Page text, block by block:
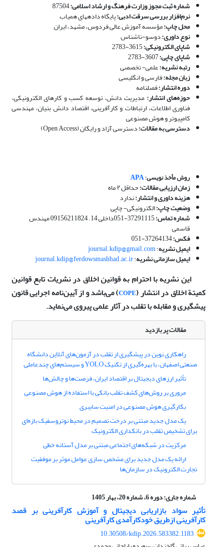
شماره ثبت مجوز وزارت فرهنگ و ارشاد اسلامی:87504
نرم‌افزار بررسی سرقت ادبی:پایگاه داده­های همیاب
محل چاپ:مؤسسه آموزش عالی فردوس، مشهد، ایران
نوع داوری:دوسو-ناشناس
شاپای الکترونیکی:3615-2783
شاپای چاپی:3607-2783
رتبه نشریه:علمی- تخصصی
زبان مجله:فارسی و انگلیسی
دوره انتشار:فصلنامه
حوزه‌های انتشار: مدیریت دانش، توسعه کسب و کارهای الکترونیکی،
فناوری اطلاعات، ارتباطات و کارآفرینی، اقتصاد دانش بنیان، مهندسی
کامپیوتر و هوش مصنوعی
دسترسی به مقالات:دسترسی آزاد و رایگان (Open Access)
روش مأخذ نویسی:
APA
زمان ارزیابی مقالات:حداقل ۲ ماه
هزینه داوری و انتشار:ندارد
وضعیت چاپ:الکترونیکی- چاپی
شماره تماس: 37291115-051داخلی 14. 09156211824 مهندس
قاسمی
فکس:37264134-051
ایمیل نشریه:
journal.kdip@gmail.com
ایمیل سازمانی نشریه:
journal.kdip@ferdowsmashhad.ac.ir
این نشریه با احترام به قوانین اخلاق در نشریات تابع قوانین
کمیتة اخلاق در انتشار (COPE) می‌باشد و از آیین‌نامه اجرایی قانون
پیشگیری و مقابله با تقلب در آثار علمی پیروی می‌نماید.
مقالات پر بازدید
راهکاری نوین در پیشگیری از تقلب در آزمون‌های آنلاین دانشگاه
صنعتی اصفهان، با بهره‌گیری از تکنیک YOLO و سیستم‌های چندعاملی
تأثیر ارزهای دیجیتال بر اقتصاد ایران، فرصت‌ها و چالش‌ها
مروری بر روش‌های کشف تقلب بانکی با استفاده از هوش مصنوعی
بکارگیری هوش مصنوعی در امنیت سایبری
یک مدل جدید مبتنی بر درخت تصمیم در محیط نوتروسفیک بازه‌ای
برای تشخیص تقلب در بانکداری الکترونیک
مرکزیت در شبکه‌های اجتماعی مبتنی بر مدل آستانه خطی
ارائه یک مدل جدید برای مشخص سازی عوامل موثر بر موفقیت
تجارت الکترونیک در سازمان‌ها
شماره جاری:دوره 6، شماره 20، بهار 1405
تأثیر سواد بازاریابی دیجیتال و آموزش کارآفرینی بر قصد
کارآفرینی ازطریق خودکارآمدی کارآفرینی
10.30508/kdip.2026.583382.1183